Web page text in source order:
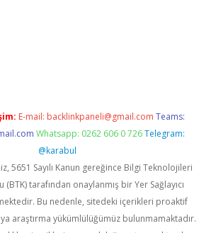
E-mail: backlinkpaneli@gmail.com Teams:
Whatsapp: 0262 606 0 726 Telegram:
@karabul
5651 Sayılı Kanun gereğince Bilgi Teknolojileri
tarafından onaylanmış bir Yer Sağlayıcı
Bu nedenle, sitedeki içerikleri proaktif
araştırma yükümlülüğümüz bulunmamaktadır.